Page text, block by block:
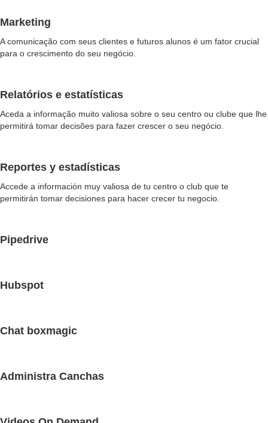
Marketing
A comunicação com seus clientes e futuros alunos é um fator crucial
para o crescimento do seu negócio.
Relatórios e estatísticas
Aceda a informação muito valiosa sobre o seu centro ou clube que lhe
permitirá tomar decisões para fazer crescer o seu negócio.
Reportes y estadísticas
Accede a información muy valiosa de tu centro o club que te
permitirán tomar decisiones para hacer crecer tu negocio.
Pipedrive
Hubspot
Chat boxmagic
Administra Canchas